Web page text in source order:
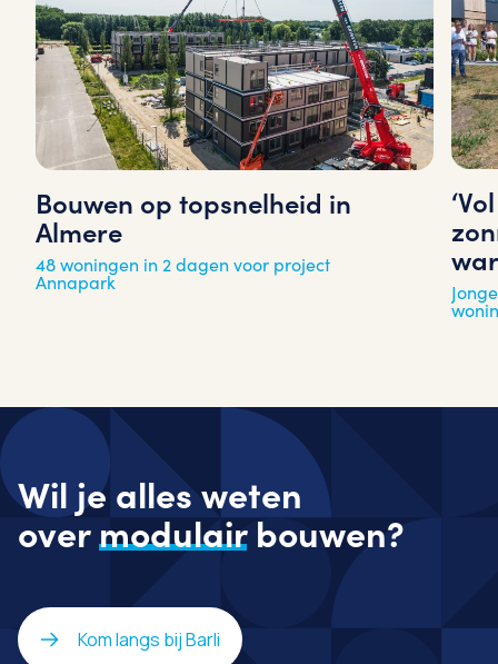
Bouwen op topsnelheid in
Almere
48 woningen in 2 dagen voor project
Annapark
Wil je alles weten
overmodulairbouwen?
Kom langs bij Barli